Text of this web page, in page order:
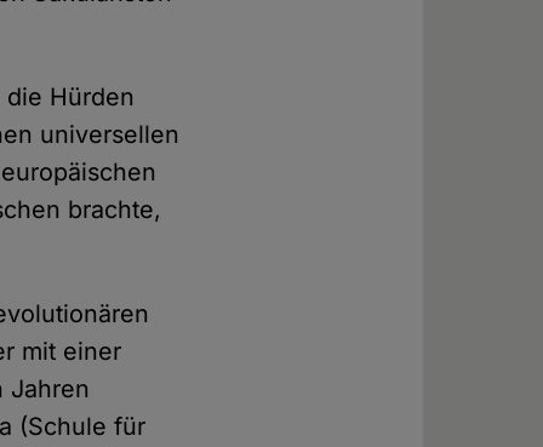
Hürden
universellen
brachte,
mit einer
Jahren
(Schule für